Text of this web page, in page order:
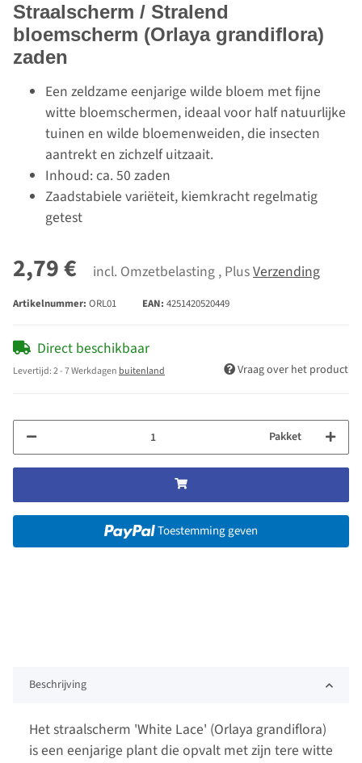
Straalscherm / Stralend
bloemscherm (Orlaya grandiflora)
zaden
Een zeldzame eenjarige wilde bloem met fijne
witte bloemschermen, ideaal voor half natuurlijke
tuinen en wilde bloemenweiden, die insecten
aantrekt en zichzelf uitzaait.
Inhoud: ca. 50 zaden
Zaadstabiele variëteit, kiemkracht regelmatig
getest
2,79 € incl. Omzetbelasting , PlusVerzending
Artikelnummer: ORL01 EAN: 4251420520449
Direct beschikbaar
Levertijd:2 - 7 Werkdagen buitenland Vraag over het product
Pakket
Toestemming geven
Beschrijving
Het straalscherm 'White Lace' (Orlaya grandiflora)
is een eenjarige plant die opvalt met zijn tere witte